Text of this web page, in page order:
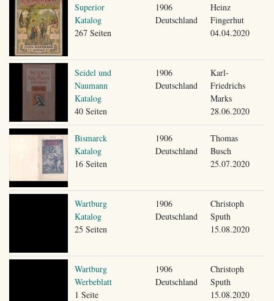
Superior
Katalog
267 Seiten
1906
Deutschland
Heinz
Fingerhut
04.04.2020
Seidel und
Naumann
Katalog
40 Seiten
1906
Deutschland
Karl-
Friedrichs
Marks
28.06.2020
Bismarck
Katalog
16 Seiten
1906
Deutschland
Thomas
Busch
25.07.2020
Wartburg
Katalog
25 Seiten
1906
Deutschland
Christoph
Sputh
15.08.2020
Wartburg
Werbeblatt
1 Seite
1906
Deutschland
Christoph
Sputh
15.08.2020